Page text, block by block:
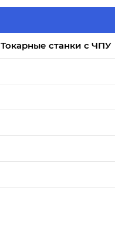
Токарные станки с ЧПУ